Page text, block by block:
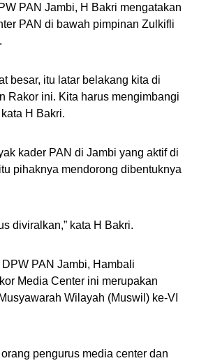
PAN Jambi, H Bakri mengatakan
PAN di bawah pimpinan Zulkifli
besar, itu latar belakang kita di
Rakor ini. Kita harus mengimbangi
H Bakri.
kader PAN di Jambi yang aktif di
pihaknya mendorong dibentuknya
diviralkan,” kata H Bakri.
PAN Jambi, Hambali
Media Center ini merupakan
Wilayah (Muswil) ke-VI
pengurus media center dan